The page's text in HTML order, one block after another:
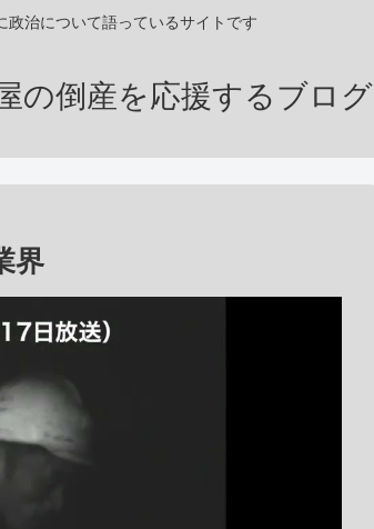
政治について語っているサイトです
の倒産を応援するブログ
界